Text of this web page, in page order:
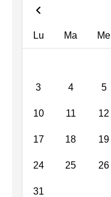
Lu Ma Me
3 4 5
10 11 12
17 18 19
24 25 26
31